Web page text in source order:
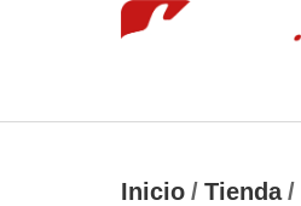
Inicio / Tienda /